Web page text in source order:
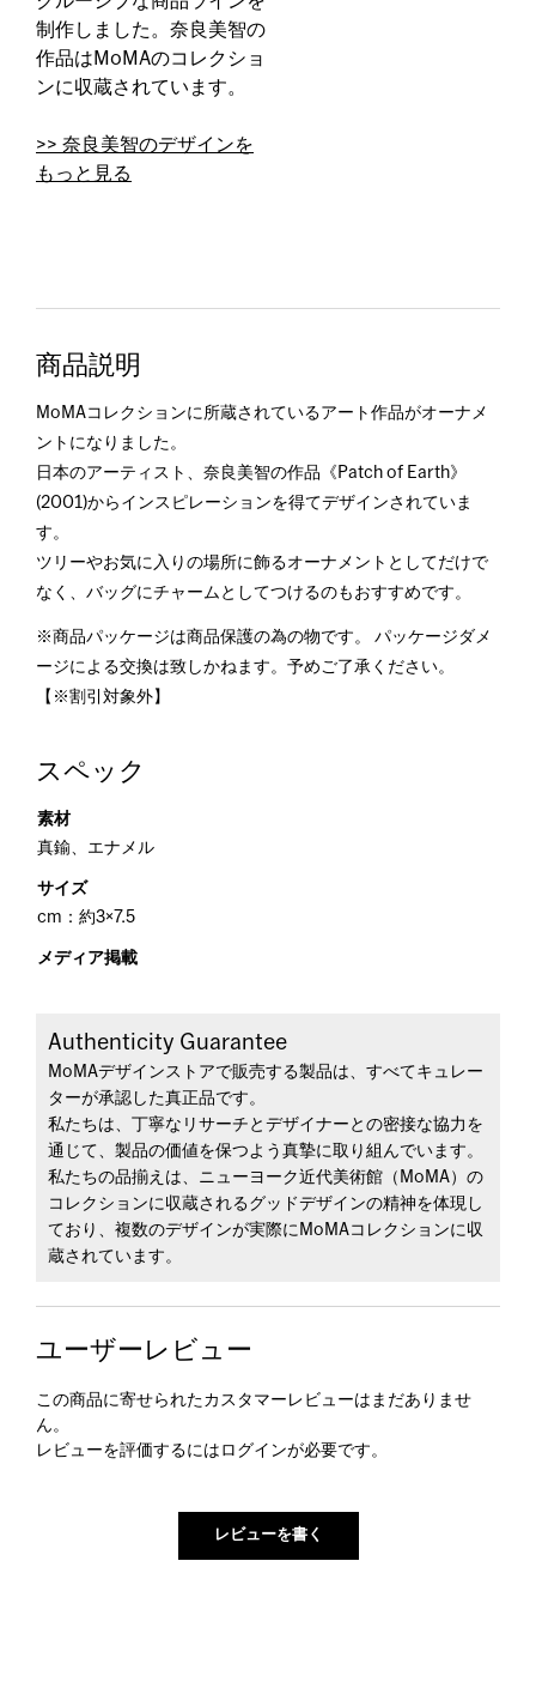
制作しました。奈良美智の
作品はMoMAのコレクショ
ンに収蔵されています。
>> 奈良美智のデザインを
もっと見る
商品説明
MoMAコレクションに所蔵されているアート作品がオーナメ
ントになりました。
日本のアーティスト、奈良美智の作品《Patch of Earth》
(2001)からインスピレーションを得てデザインされていま
す。
ツリーやお気に入りの場所に飾るオーナメントとしてだけで
なく、バッグにチャームとしてつけるのもおすすめです。
※商品パッケージは商品保護の為の物です。 パッケージダメ
ージによる交換は致しかねます。予めご了承ください。
【※割引対象外】
スペック
素材
真鍮、エナメル
サイズ
cm：約3×7.5
メディア掲載
Authenticity Guarantee
MoMAデザインストアで販売する製品は、すべてキュレー
ターが承認した真正品です。
私たちは、丁寧なリサーチとデザイナーとの密接な協力を
通じて、製品の価値を保つよう真摯に取り組んでいます。
私たちの品揃えは、ニューヨーク近代美術館（MoMA）の
コレクションに収蔵されるグッドデザインの精神を体現し
ており、複数のデザインが実際にMoMAコレクションに収
蔵されています。
ユーザーレビュー
この商品に寄せられたカスタマーレビューはまだありませ
ん。
レビューを評価するには ログインが必要です。